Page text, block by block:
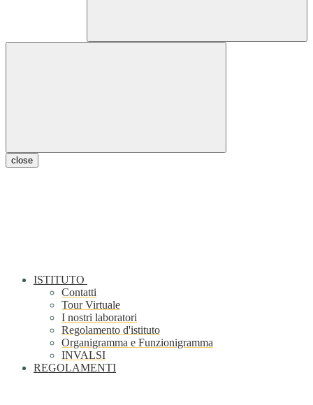
close
ISTITUTO
Contatti
Tour Virtuale
I nostri laboratori
Regolamento d'istituto
Organigramma e Funzionigramma
INVALSI
REGOLAMENTI